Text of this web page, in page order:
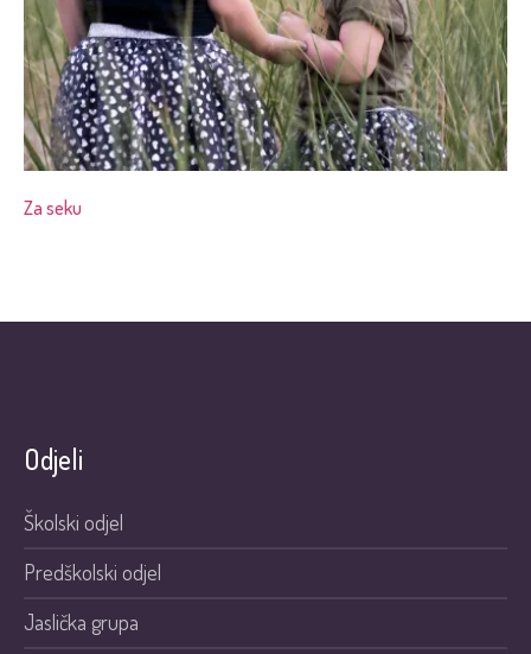
Za seku
Odjeli
Školski odjel
Predškolski odjel
Jaslička grupa